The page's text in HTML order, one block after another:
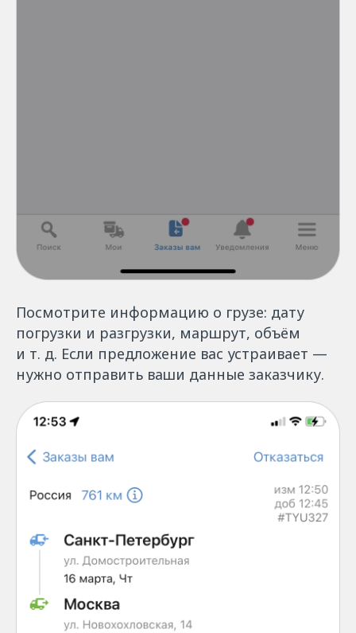
Посмотрите информацию о грузе: дату
погрузки и разгрузки, маршрут, объём
и т. д. Если предложение вас устраивает —
нужно отправить ваши данные заказчику.